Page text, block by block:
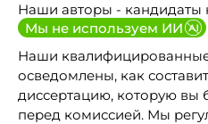
Наши авторы - кандидаты
Мы не используем ИИ
Наши
осведомлены, как
диссертацию, которую вы
перед комиссией. Мы